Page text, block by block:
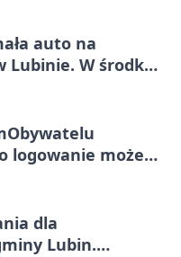
auto na
Lubinie. W środku
logowanie może
dla
Lubin.